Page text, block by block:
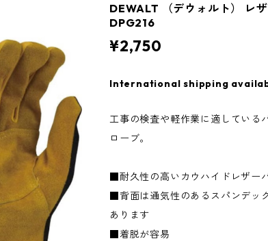
DEWALT （デウォルト） レ
DPG216
¥2,750
International shipping
工事の検査や軽作業に適している
ローブ。
■耐久性の高いカウハイドレザー
■背面は通気性のあるスパンデッ
あります
■着脱が容易